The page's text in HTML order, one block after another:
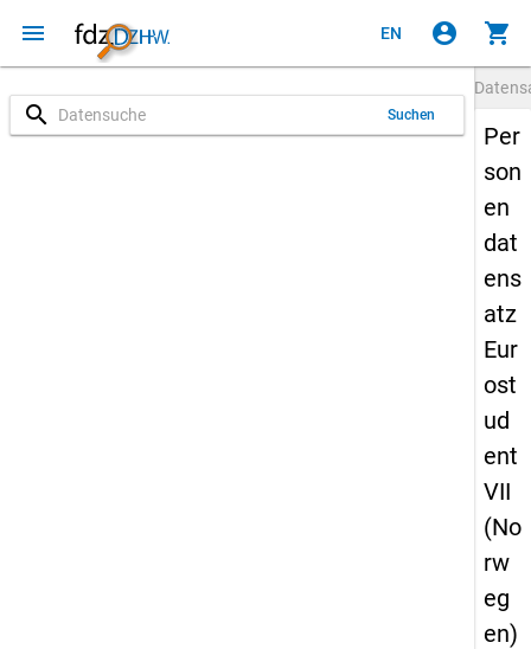
menu EN account_circle shopping_cart
search Suchen
Per
son
en
dat
ens
atz
Eur
ost
ud
ent
VII
(No
rw
eg
en)